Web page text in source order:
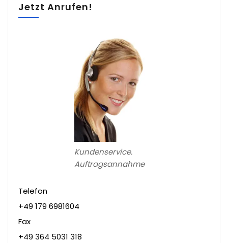
Jetzt Anrufen!
Kundenservice.
Auftragsannahme
Telefon
+49 179 6981604
Fax
+49 364 5031 318